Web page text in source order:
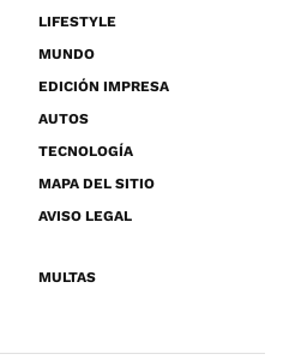
LIFESTYLE
MUNDO
EDICIÓN IMPRESA
AUTOS
TECNOLOGÍA
MAPA DEL SITIO
AVISO LEGAL
MULTAS